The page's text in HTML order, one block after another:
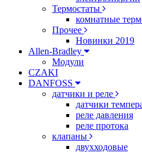
Термостаты
комнатные
Прочее
Новинки 2019
Allen-Bradley
Модули
CZAKI
DANFOSS
датчики и реле
датчики
реле давления
реле протока
клапаны
двухходовые